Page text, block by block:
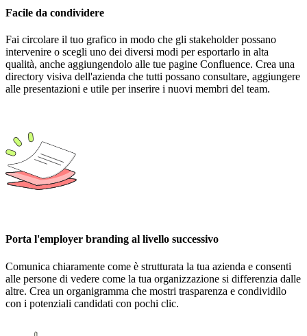
Facile da condividere
Fai circolare il tuo grafico in modo che gli stakeholder possano
intervenire o scegli uno dei diversi modi per esportarlo in alta
qualità, anche aggiungendolo alle tue pagine Confluence. Crea una
directory visiva dell'azienda che tutti possano consultare, aggiungere
alle presentazioni e utile per inserire i nuovi membri del team.
Porta l'employer branding al livello successivo
Comunica chiaramente come è strutturata la tua azienda e consenti
alle persone di vedere come la tua organizzazione si differenzia dalle
altre. Crea un organigramma che mostri trasparenza e condividilo
con i potenziali candidati con pochi clic.